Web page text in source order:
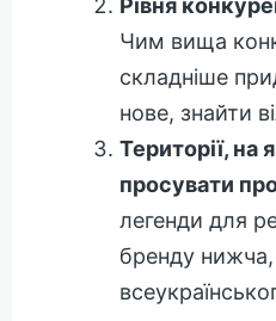
Рівня
Чим вища
складніше
нове, знайти
Території, на
просувати
легенди для
бренду